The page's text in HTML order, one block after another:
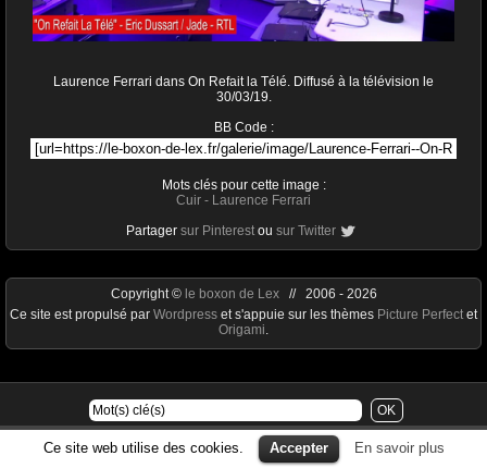
Laurence Ferrari dans On Refait la Télé. Diffusé à la télévision le
30/03/19.
BB Code :
Mots clés pour cette image :
Cuir - Laurence Ferrari
Partager sur Pinterest ou sur Twitter
Ce site web utilise des cookies. Accepter En savoir plus
Copyright © le boxon de Lex// 2006 - 2026
Ce site est propulsé par Wordpress et s'appuie sur les thèmes Picture Perfect et
Origami.